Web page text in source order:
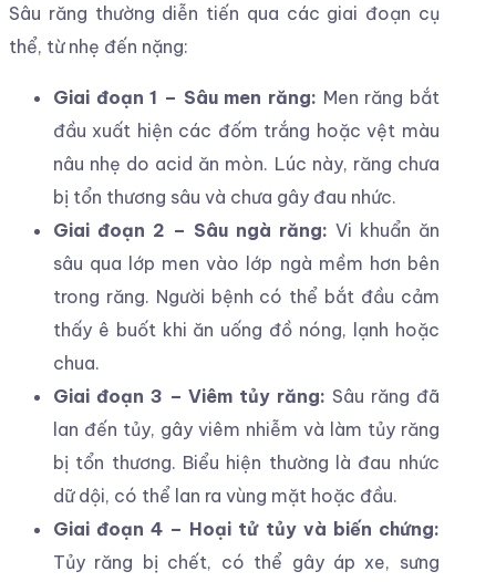
Sâu răng thường diễn tiến qua các giai đoạn cụ
thể, từ nhẹ đến nặng:
Giai đoạn 1 – Sâu men răng: Men răng bắt
đầu xuất hiện các đốm trắng hoặc vệt màu
nâu nhẹ do acid ăn mòn. Lúc này, răng chưa
bị tổn thương sâu và chưa gây đau nhức.
Giai đoạn 2 – Sâu ngà răng: Vi khuẩn ăn
sâu qua lớp men vào lớp ngà mềm hơn bên
trong răng. Người bệnh có thể bắt đầu cảm
thấy ê buốt khi ăn uống đồ nóng, lạnh hoặc
chua.
Giai đoạn 3 – Viêm tủy răng: Sâu răng đã
lan đến tủy, gây viêm nhiễm và làm tủy răng
bị tổn thương. Biểu hiện thường là đau nhức
dữ dội, có thể lan ra vùng mặt hoặc đầu.
Giai đoạn 4 – Hoại tử tủy và biến chứng:
Tủy răng bị chết, có thể gây áp xe, sưng